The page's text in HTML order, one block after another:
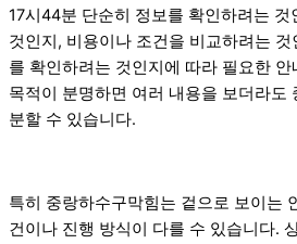
17시44분 단순히 정보를 확인하려는
것인지, 비용이나 조건을 비교하려는
를 확인하려는 것인지에 따라 필요한
목적이 분명하면 여러 내용을 보더라도
분할 수 있습니다.
특히 중랑하수구막힘는 겉으로 보이는
건이나 진행 방식이 다를 수 있습니다.